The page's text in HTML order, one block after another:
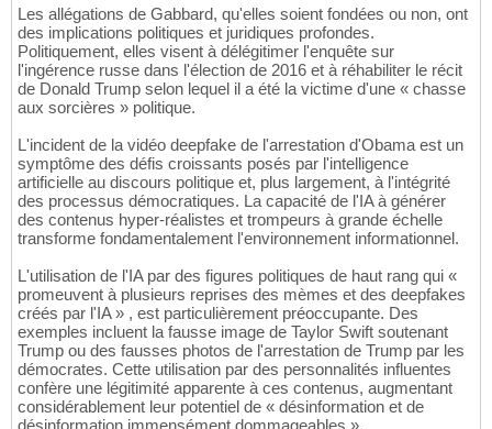
Les allégations de Gabbard, qu'elles soient fondées ou non, ont
des implications politiques et juridiques profondes.
Politiquement, elles visent à délégitimer l'enquête sur
l'ingérence russe dans l'élection de 2016 et à réhabiliter le récit
de Donald Trump selon lequel il a été la victime d'une « chasse
aux sorcières » politique.
L'incident de la vidéo deepfake de l'arrestation d'Obama est un
symptôme des défis croissants posés par l'intelligence
artificielle au discours politique et, plus largement, à l'intégrité
des processus démocratiques. La capacité de l'IA à générer
des contenus hyper-réalistes et trompeurs à grande échelle
transforme fondamentalement l'environnement informationnel.
L'utilisation de l'IA par des figures politiques de haut rang qui «
promeuvent à plusieurs reprises des mèmes et des deepfakes
créés par l'IA » , est particulièrement préoccupante. Des
exemples incluent la fausse image de Taylor Swift soutenant
Trump ou des fausses photos de l'arrestation de Trump par les
démocrates. Cette utilisation par des personnalités influentes
confère une légitimité apparente à ces contenus, augmentant
considérablement leur potentiel de « désinformation et de